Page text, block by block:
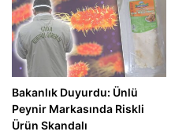
Bakanlık Duyurdu: Ünlü
Peynir Markasında Riskli
Ürün Skandalı